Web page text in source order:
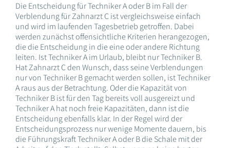
Die Entscheidung für Techniker A oder B im Fall der
Verblendung für Zahnarzt C ist vergleichsweise einfach
und wird im laufenden Tagesbetrieb getroffen. Dabei
werden zunächst offensichtliche Kriterien herangezogen,
die die Entscheidung in die eine oder andere Richtung
leiten. Ist Techniker A im Urlaub, bleibt nur Techniker B.
Hat Zahnarzt C den Wunsch, dass seine Verblendungen
nur von Techniker B gemacht werden sollen, ist Techniker
A raus aus der Betrachtung. Oder die Kapazität von
Techniker B ist für den Tag bereits voll ausgereizt und
Techniker A hat noch freie Kapazitäten, dann ist die
Entscheidung ebenfalls klar. In der Regel wird der
Entscheidungsprozess nur wenige Momente dauern, bis
die Führungskraft Techniker A oder B die Schale mit der